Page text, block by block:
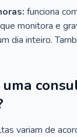
funciona
monitora e
dia inteiro.
variam de